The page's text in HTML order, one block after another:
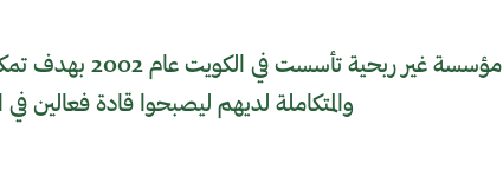
لوياك هي مؤسسة
والمتكاملة لديهم ليصبحوا قادة فعالين في